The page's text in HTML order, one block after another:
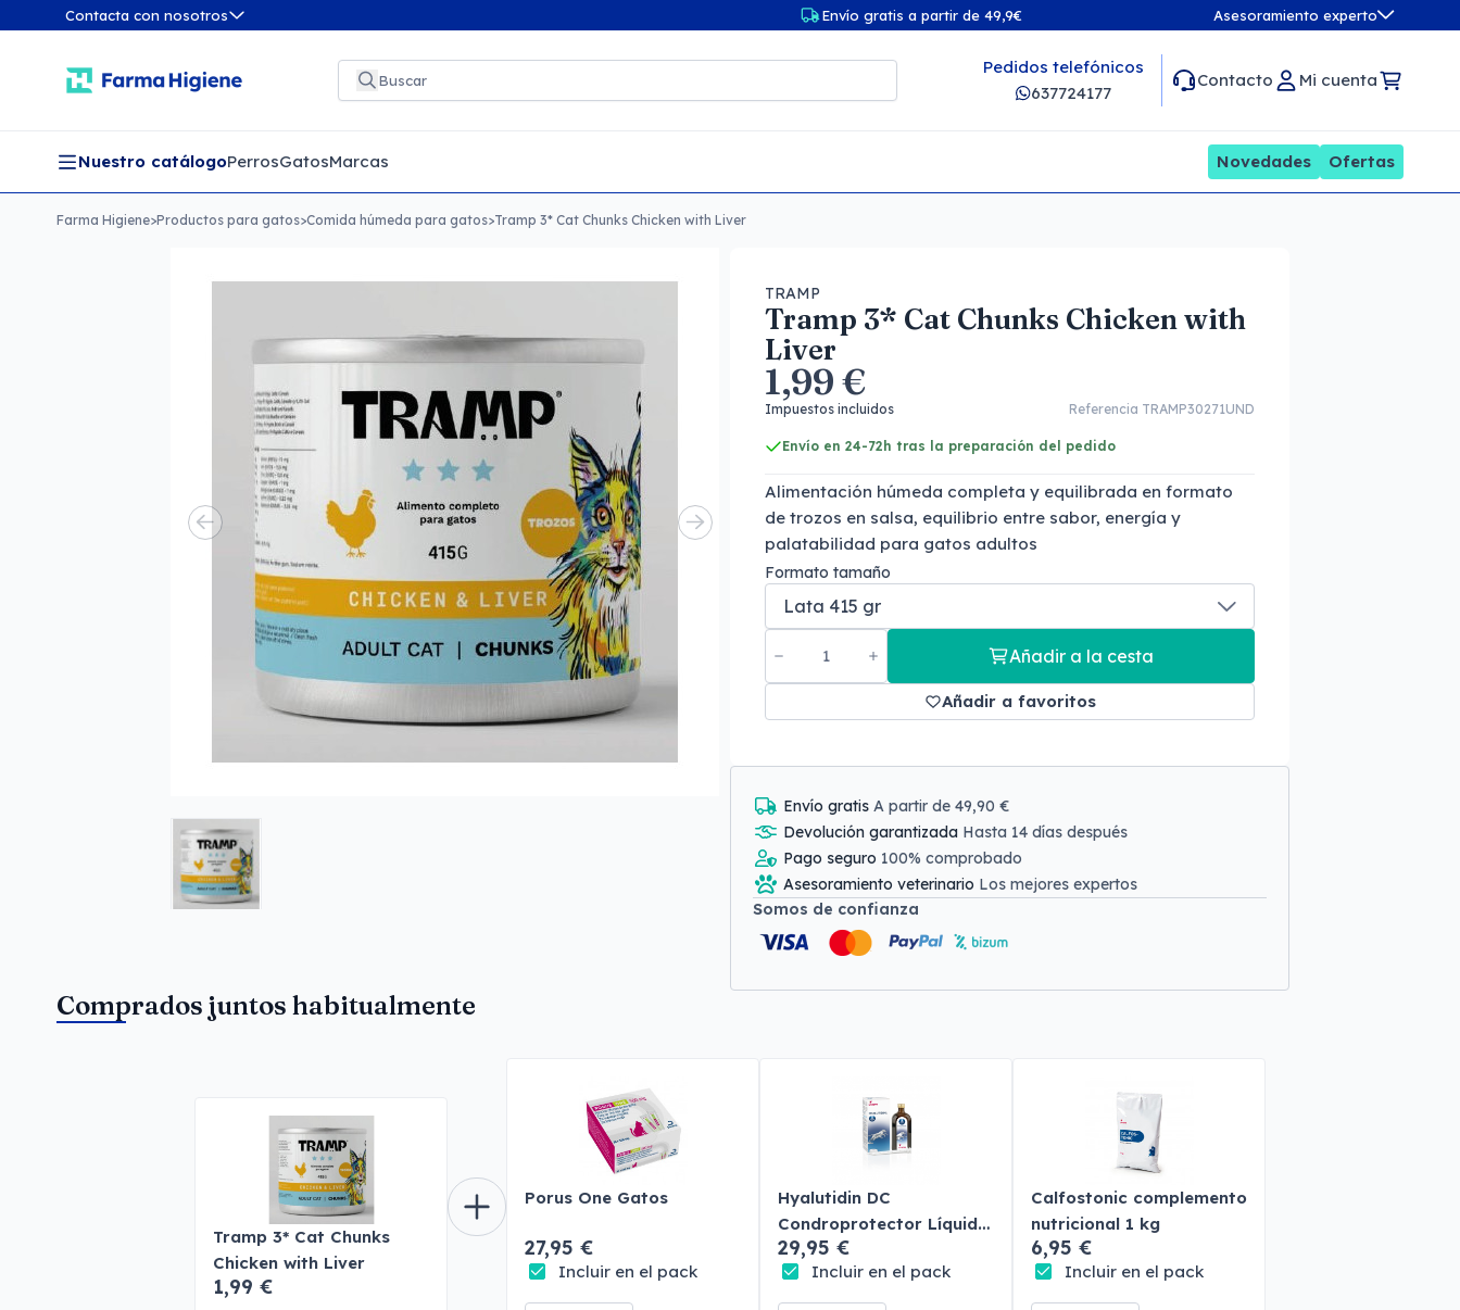
Contacta con nosotros Envío gratis a partir de 49,9€ Asesoramiento experto
Pedidos telefónicos
637724177
Contacto Mi cuenta
Nuestro catálogoPerrosGatosMarcas Novedades Ofertas
Farma Higiene>Productos para gatos>Comida húmeda para gatos>Tramp 3* Cat Chunks Chicken with Liver
TRAMP
Tramp 3* Cat Chunks Chicken with
Liver
1,99 €
Impuestos incluidos Referencia TRAMP30271UND
Envío en 24-72h tras la preparación del pedido
Alimentación húmeda completa y equilibrada en formato
de trozos en salsa, equilibrio entre sabor, energía y
palatabilidad para gatos adultos
Formato tamaño
Añadir a la cesta
Añadir a favoritos
Envío gratis A partir de 49,90 €
Devolución garantizada Hasta 14 días después
Pago seguro 100% comprobado
Asesoramiento veterinario Los mejores expertos
Somos de confianza
Comprados juntos habitualmente
Tramp 3* Cat Chunks
Chicken with Liver
1,99 €
Porus One Gatos
27,95 €
Incluir en el pack
Hyalutidin DC
Condroprotector Líquido
Perros y Gatos
29,95 €
Incluir en el pack
Calfostonic complemento
nutricional 1 kg
6,95 €
Incluir en el pack